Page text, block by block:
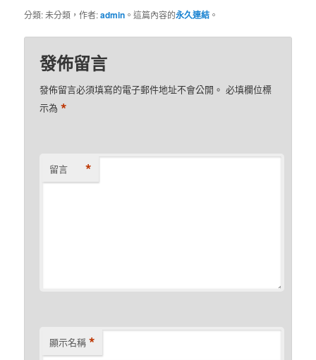
分類: 未分類，作者:admin 。這篇內容的永久連結 。
發佈留言
發佈留言必須填寫的電子郵件地址不會公開。 必填欄位標
示為*
留言 *
顯示名稱 *